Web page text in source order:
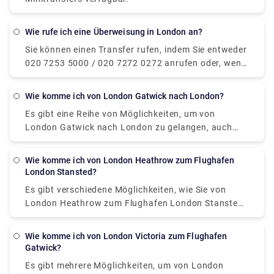
Wie rufe ich eine Überweisung in London an?
Sie können einen Transfer rufen, indem Sie entweder
020 7253 5000 / 020 7272 0272 anrufen oder, wenn
Sie sich in der Nähe des Zentrums befinden, sich
anhalten. Außerdem können Sie auf unserer Website
(Rydeu) im Voraus ein privates Transfertaxi buchen
und eine ungehinderte Fahrt von Tür zu Tür erhalten.
Wie komme ich von London Gatwick nach London?
Es gibt eine Reihe von Möglichkeiten, um von
London Gatwick nach London zu gelangen, auch
das mit der Bequemlichkeit des kontaktlosen
Express nach Victoria fährt alle 15 Minuten und
unseren privaten Transferservice auf Rydeu.com
buchen. Ähnlich wie ein Taxiservice, aber mit
zugeschnitten sind. Es kostet etwa 100 £ und
dauert etwa 1 Stunde ins Zentrum von London. Die
nächste Alternative, für die Sie sich entscheiden
Wie komme ich von London Heathrow zum Flughafen
London Stansted?
Es gibt verschiedene Möglichkeiten, wie Sie von
London Heathrow zum Flughafen London Stansted
gelangen können. Mit dem Bus/Reisebus/Shuttle,
für die Busdienste von National Express online oder
oder an Bord buchen. Die Fahrzeit beträgt ca. 1,5
Wie komme ich von London Victoria zum Flughafen
Gatwick?
Es gibt mehrere Möglichkeiten, um von London